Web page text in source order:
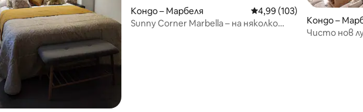
138 отзива Кондо – Марбеля Средна оценка: 4,99 от
4,99 (103)
Sunny Corner Marbella – на няколко
Кондо –
Чисто нов